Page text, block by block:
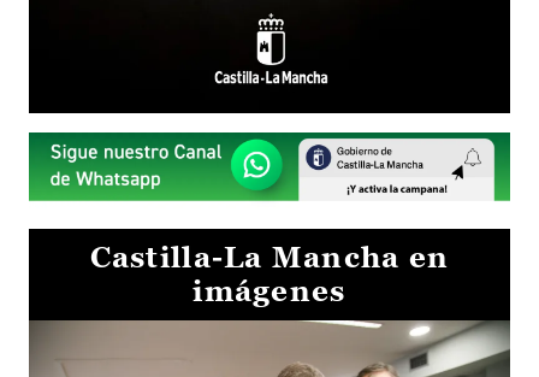
Castilla-La Mancha en
imágenes